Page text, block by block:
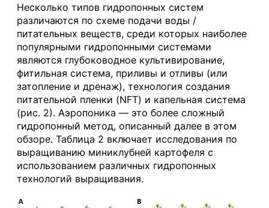
Несколько типов гидропонных систем
различаются по схеме подачи воды /
питательных веществ, среди которых наиболее
популярными гидропонными системами
являются глубоководное культивирование,
фитильная система, приливы и отливы (или
затопление и дренаж), технология создания
питательной пленки (NFT) и капельная система
(рис. 2). Аэропоника — это более сложный
гидропонный метод, описанный далее в этом
обзоре. Таблица 2 включает исследования по
выращиванию миниклубней картофеля с
использованием различных гидропонных
технологий выращивания.